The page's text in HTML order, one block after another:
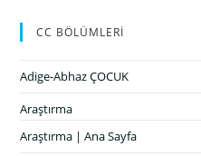
CC BÖLÜMLERİ
Adige-Abhaz ÇOCUK
Araştırma
Araştırma | Ana Sayfa